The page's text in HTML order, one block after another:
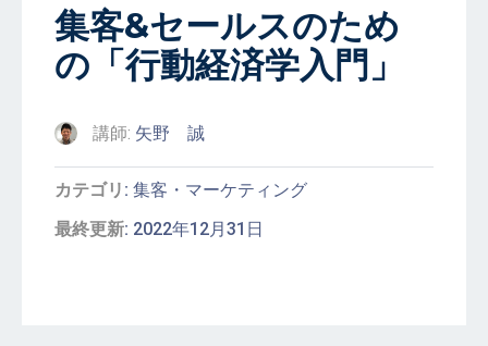
集客&セールスのため
の「行動経済学入門」
講師: 矢野 誠
カテゴリ 集客・マーケティング
最終更新 2022年12月31日